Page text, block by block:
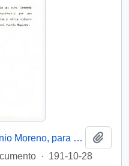
[Excusas del Arzobispo Antonio Moreno, para asistir al Acto de la firma de los Proyectos sobre Asuntos Indígenas]
· 191-10-28